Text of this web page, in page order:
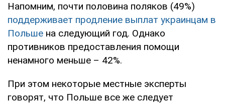
Напомним, почти половина поляков (49%)
поддерживает продление выплат украинцам в
Польше на следующий год. Однако
противников предоставления помощи
ненамного меньше – 42%.
При этом некоторые местные эксперты
говорят, что Польше все же следует